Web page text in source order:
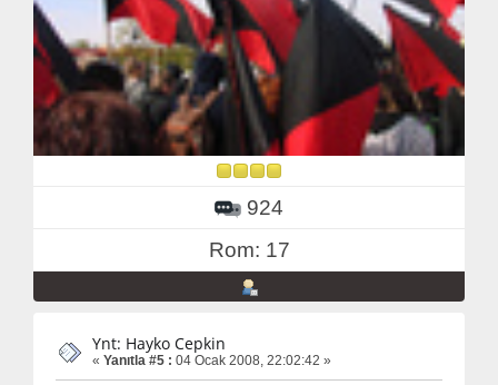
924
Rom: 17
Ynt: Hayko Cepkin
« Yanıtla #5 : 04 Ocak 2008, 22:02:42 »